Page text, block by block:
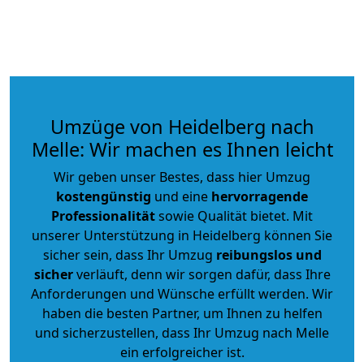
Umzüge von Heidelberg nach
Melle: Wir machen es Ihnen leicht
Wir geben unser Bestes, dass hier Umzug
kostengünstig und eine hervorragende
Professionalitätsowie Qualität bietet. Mit
unserer Unterstützung in Heidelberg können Sie
sicher sein, dass Ihr Umzug reibungslos und
sicherverläuft, denn wir sorgen dafür, dass Ihre
Anforderungen und Wünsche erfüllt werden. Wir
haben die besten Partner, um Ihnen zu helfen
und sicherzustellen, dass Ihr Umzug nach Melle
ein erfolgreicher ist.